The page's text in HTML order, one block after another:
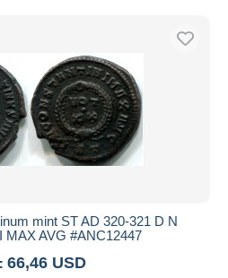
mint ST AD 320-321 D N
MAX AVG #ANC12447
66,46 USD